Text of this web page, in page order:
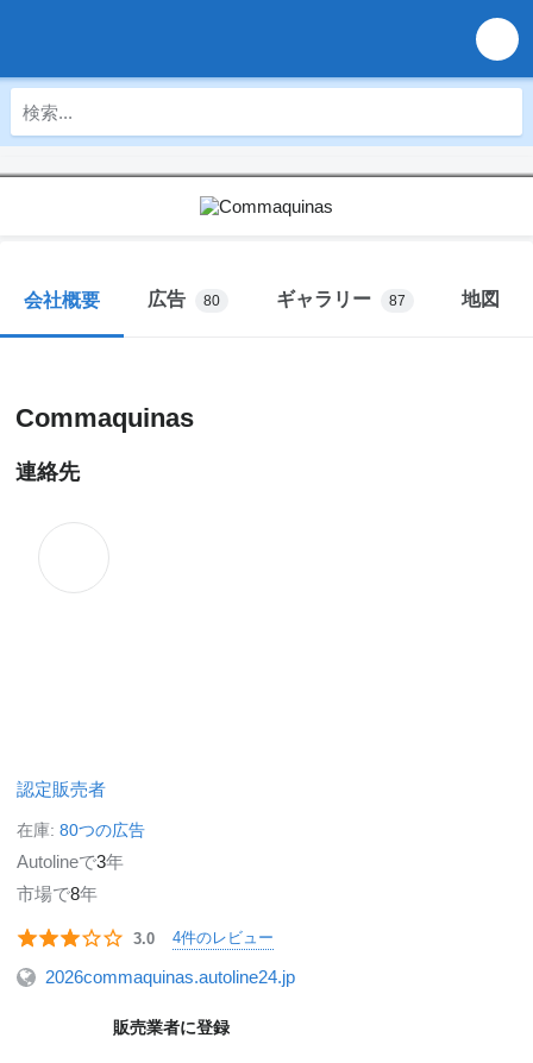
会社概要 広告 80 ギャラリー 87 地図
Commaquinas
連絡先
認定販売者
在庫: 80つの広告
Autolineで3年
市場で8年
3.0 4件のレビュー
2026commaquinas.autoline24.jp
販売業者に登録